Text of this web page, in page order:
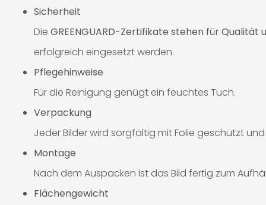
Sicherheit
Die GREENGUARD-Zertifikate stehen für Qualität
erfolgreich eingesetzt werden.
Pflegehinweise
Für die Reinigung genügt ein feuchtes Tuch.
Verpackung
Jeder Bilder wird sorgfältig mit Folie geschützt
Montage
Nach dem Auspacken ist das Bild fertig zum
Flächengewicht